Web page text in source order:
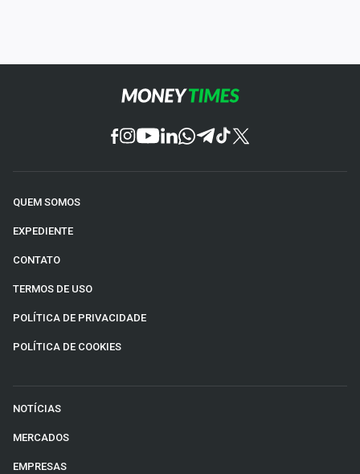
QUEM SOMOS
EXPEDIENTE
CONTATO
TERMOS DE USO
POLÍTICA DE PRIVACIDADE
POLÍTICA DE COOKIES
NOTÍCIAS
MERCADOS
EMPRESAS